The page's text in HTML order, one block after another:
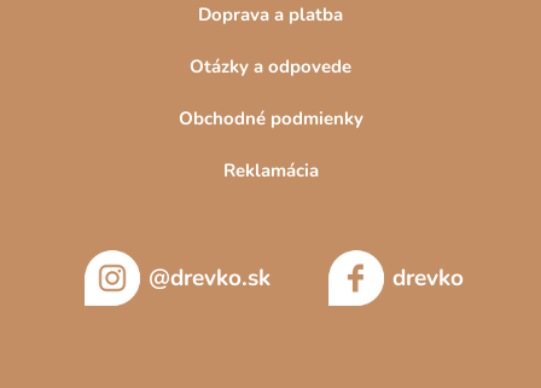
Doprava a platba
Otázky a odpovede
Obchodné podmienky
Reklamácia
@drevko.sk drevko